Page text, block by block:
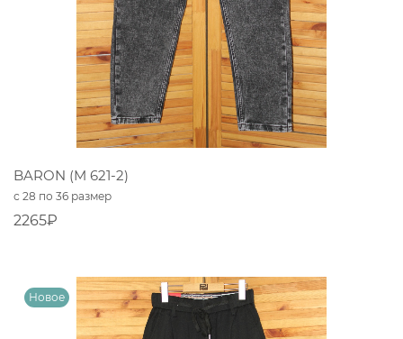
BARON (M 621-2)
с 28 по 36 размер
2265₽